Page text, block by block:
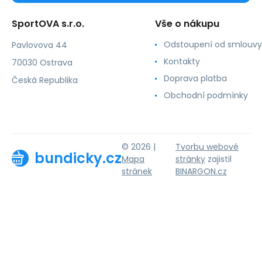
SportOVA s.r.o.
Pavlovova 44
70030 Ostrava
Česká Republika
Vše o nákupu
Odstoupení od smlouvy
Kontakty
Doprava platba
Obchodní podmínky
bundicky.cz
© 2026 |
Mapa
stránek
Tvorbu webové
stránky zajistil
BINARGON.cz